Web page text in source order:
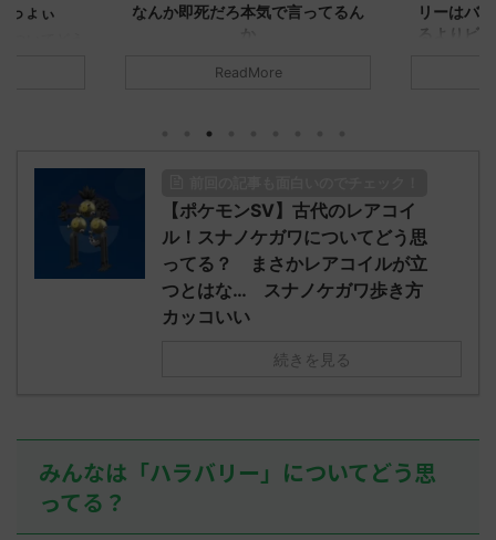
っょぃ
ただダグト
れたウミト
なんか即死だろ本気で言ってるん
か
う思ってる？ 初めの記事 元のス
た！ (ﾜｯﾁｮｲW d56d-NwUu)
01:07:00.69ID:oUI00NrJ0 エクスレ
ッグヘルムかっこいいから助かる 名
無しさん0971 0971 名無しさん、君に
決めた！ (ﾜｯﾁｮｲW b524-NwUu)
2023/06/28(水 ...
ReadMore
リーはバ
るよりビ
2023/06/
え忘れたガ
たラウドボ
しさん0624
【ポケモンSV】古代のレアコイ
ル！スナノケガワについてどう思
ってる？ まさかレアコイルが立
つとはな… スナノケガワ歩き方
カッコいい
続きを見る
みんなは「ハラバリー」についてどう思
ってる？